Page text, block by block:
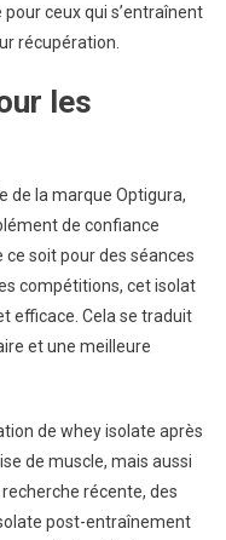
ceux qui s’entraînent
récupération.
les
de la marque Optigura,
de confiance
soit pour des séances
compétitions, cet isolat
efficace. Cela se traduit
et une meilleure
de whey isolate après
de muscle, mais aussi
récente, des
post-entraînement